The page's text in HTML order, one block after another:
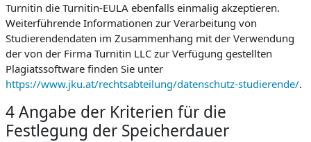
Turnitin die Turnitin-EULA ebenfalls einmalig akzeptieren.
Weiterführende Informationen zur Verarbeitung von
Studierendendaten im Zusammenhang mit der Verwendung
der von der Firma Turnitin LLC zur Verfügung gestellten
Plagiatssoftware finden Sie unter
https://www.jku.at/rechtsabteilung/datenschutz-studierende/.
4 Angabe der Kriterien für die
Festlegung der Speicherdauer